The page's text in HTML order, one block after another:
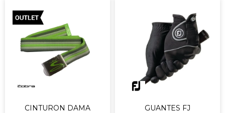
CINTURON DAMA
GUANTES FJ